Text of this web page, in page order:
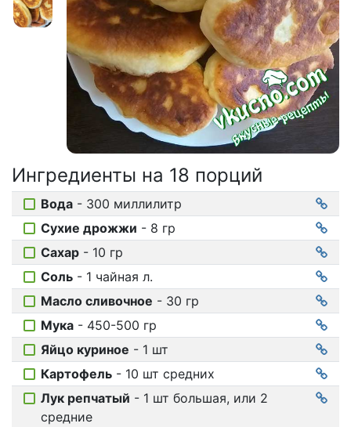
Соусы
На ужин
Мультиварка
Мясорубка
Холодильник
Ингредиенты на 18 порций
Вода - 300 миллилитр
Сухие дрожжи - 8 гр
Сахар - 10 гр
Соль - 1 чайная л.
Масло сливочное - 30 гр
Мука - 450-500 гр
Яйцо куриное - 1 шт
Картофель - 10 шт средних
Лук репчатый - 1 шт большая, или 2
средние